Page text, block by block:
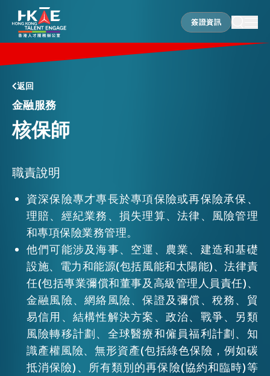
簽證資訊
簽證資訊
香港優勢
居港須知
人才支援
就業資訊
在港營商
活動情報
最新消息
返回
金融服務
核保師
職責說明
資深保險專才專長於專項保險或再保險承保、
理賠、經紀業務、損失理算、法律、風險管理
和專項保險業務管理。
他們可能涉及海事、空運、農業、建造和基礎
設施、電力和能源(包括風能和太陽能)、法律責
任(包括專業彌償和董事及高級管理人員責任)、
金融風險、網絡風險、保證及彌償、稅務、貿
易信用、結構性解決方案、政治、戰爭、另類
風險轉移計劃、全球醫療和僱員福利計劃、知
識產權風險、無形資產(包括綠色保險，例如碳
抵消保險)、所有類別的再保險(協約和臨時)等